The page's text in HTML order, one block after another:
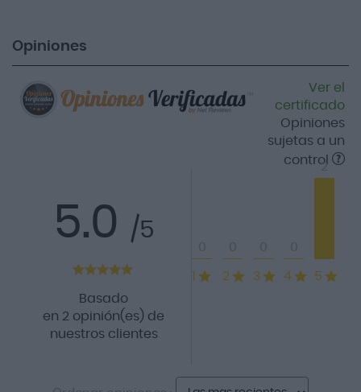
Opiniones
Ver el
certificado
Opiniones
sujetas a un
control
5.0 /5
Basado
en 2 opinión(es) de
nuestros clientes
1 2 3 4 5
2